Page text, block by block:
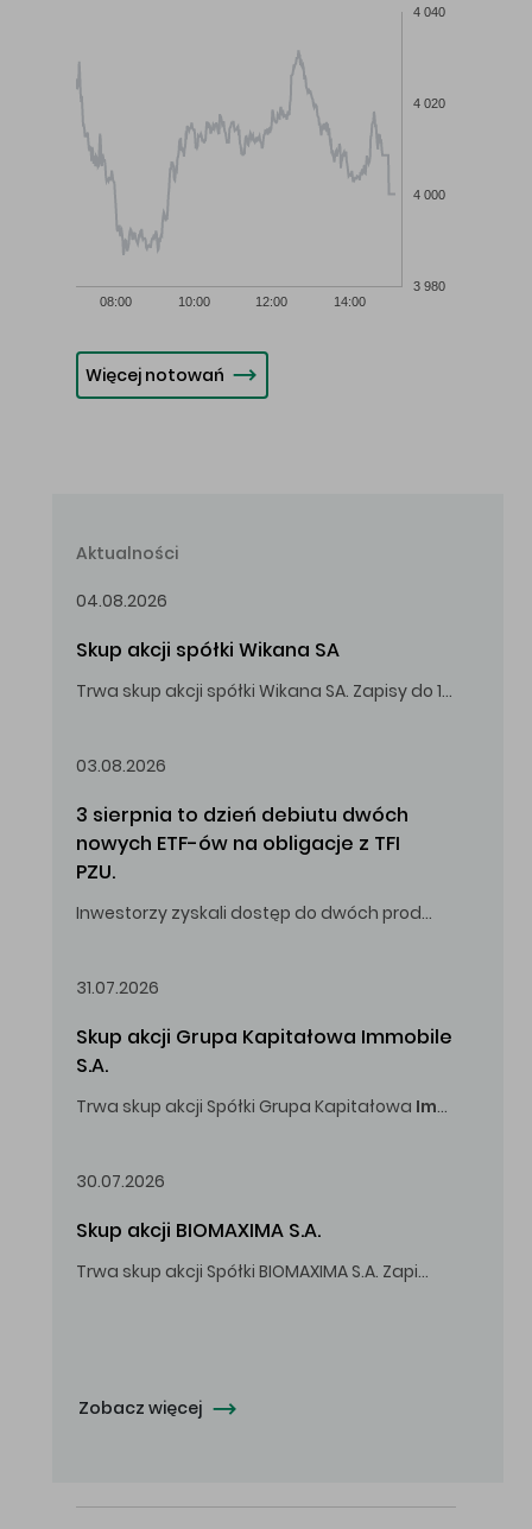
08:00 10:00 12:00 14:00
3 980
4 000
4 020
4 040
Więcej notowań
Aktualności
04.08.2026
Skup akcji spółki Wikana SA
Trwa skup akcji spółki Wikana SA. Zapisy do 14.08.2026 r. do godz. 16.00.
03.08.2026
3 sierpnia to dzień debiutu dwóch
nowych ETF-ów na obligacje z TFI
PZU.
Inwestorzy zyskali dostęp do dwóch produktów umożliwiających inwestowanie w obligacje skarbowe.
31.07.2026
Skup akcji Grupa Kapitałowa Immobile
S.A.
Trwa skup akcji Spółki Grupa Kapitałowa Immobile
30.07.2026
Skup akcji BIOMAXIMA S.A.
Trwa skup akcji Spółki BIOMAXIMA S.A. Zapisy do 4 sierpnia 2026 r. do godz. 16.00.
Zobacz więcej